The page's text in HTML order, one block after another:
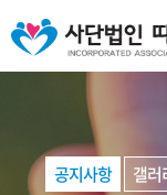
공지사항 갤러